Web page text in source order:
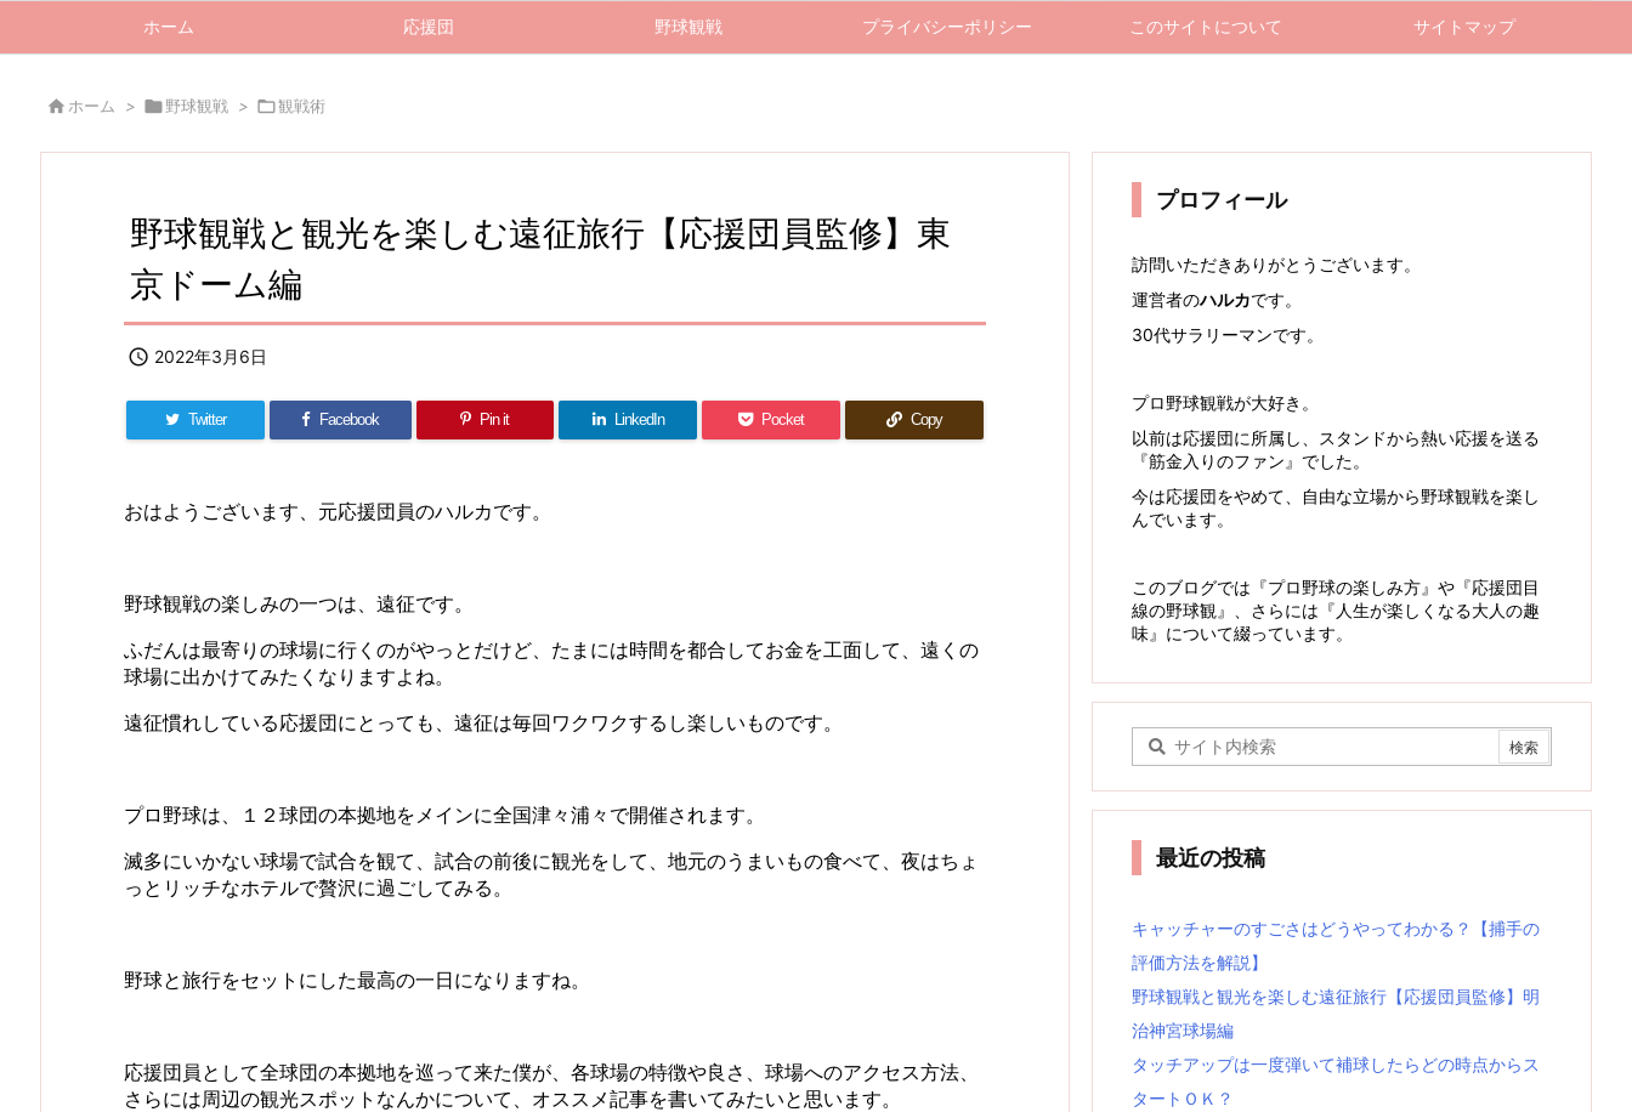
ホーム 応援団 野球観戦 プライバシーポリシー このサイトについて サイトマップ
 ホーム > 野球観戦 > 観戦術
野球観戦と観光を楽しむ遠征旅行【応援団員監修】東
京ドーム編
 2022年3月6日
Twitter Facebook Pin it LinkedIn Pocket Copy
おはようございます、元応援団員のハルカです。
野球観戦の楽しみの一つは、遠征です。
ふだんは最寄りの球場に行くのがやっとだけど、たまには時間を都合してお金を工面して、遠くの
球場に出かけてみたくなりますよね。
遠征慣れしている応援団にとっても、遠征は毎回ワクワクするし楽しいものです。
プロ野球は、１２球団の本拠地をメインに全国津々浦々で開催されます。
滅多にいかない球場で試合を観て、試合の前後に観光をして、地元のうまいもの食べて、夜はちょ
っとリッチなホテルで贅沢に過ごしてみる。
野球と旅行をセットにした最高の一日になりますね。
応援団員として全球団の本拠地を巡って来た僕が、各球場の特徴や良さ、球場へのアクセス方法、
さらには周辺の観光スポットなんかについて、オススメ記事を書いてみたいと思います。
プロフィール
訪問いただきありがとうございます。
運営者のハルカです。
30代サラリーマンです。
プロ野球観戦が大好き。
以前は応援団に所属し、スタンドから熱い応援を送る
『筋金入りのファン』でした。
今は応援団をやめて、自由な立場から野球観戦を楽し
んでいます。
このブログでは『プロ野球の楽しみ方』や『応援団目
線の野球観』、さらには『人生が楽しくなる大人の趣
味』について綴っています。
最近の投稿
キャッチャーのすごさはどうやってわかる？【捕手の
評価方法を解説】
野球観戦と観光を楽しむ遠征旅行【応援団員監修】明
治神宮球場編
タッチアップは一度弾いて補球したらどの時点からス
タートＯＫ？